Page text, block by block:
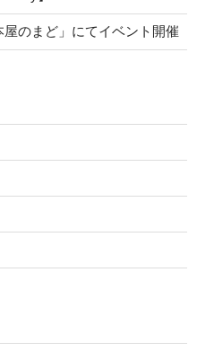
のまど」にてイベント開催